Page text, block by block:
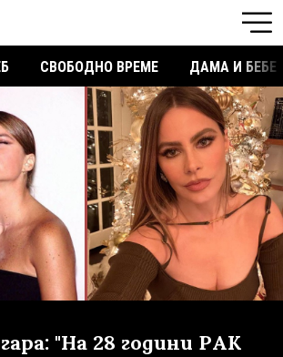
СВОБОДНО ВРЕМЕ ДАМА И БЕБЕ
"На 28 години РАК